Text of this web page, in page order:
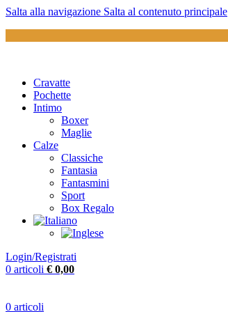
Salta alla navigazione Salta al contenuto principale
Cravatte
Pochette
Intimo
Boxer
Maglie
Calze
Classiche
Fantasia
Fantasmini
Sport
Box Regalo
Login/Registrati
0 articoli € 0,00
0 articoli